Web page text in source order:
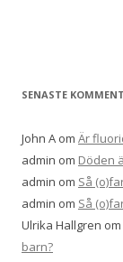
e
:
SENASTE
John A om Är
admin om Döden
admin om Så
admin om Så
Ulrika Hallgren om
barn?